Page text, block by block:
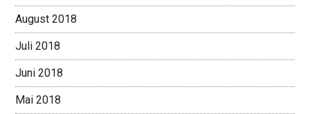
August 2018
Juli 2018
Juni 2018
Mai 2018